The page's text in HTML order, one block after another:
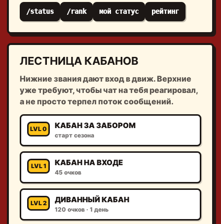
/status /rank мой статус рейтинг
ЛЕСТНИЦА КАБАНОВ
Нижние звания дают вход в движ. Верхние
уже требуют, чтобы чат на тебя реагировал,
а не просто терпел поток сообщений.
LVL 0 КАБАН ЗА ЗАБОРОМ
старт сезона
LVL 1 КАБАН НА ВХОДЕ
45 очков
LVL 2 ДИВАННЫЙ КАБАН
120 очков · 1 день